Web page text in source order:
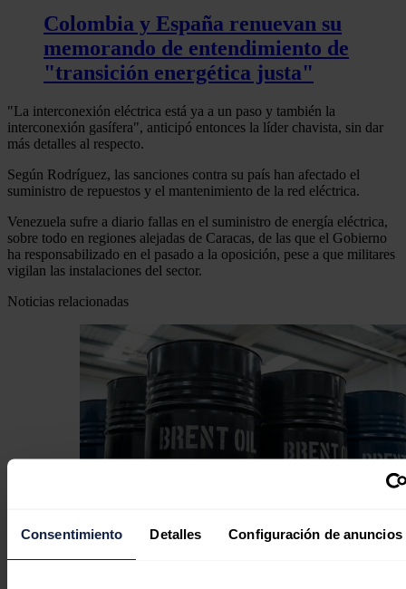
Consentimiento Detalles Configuración de anuncios
Colombia y España renuevan su
memorando de entendimiento de
"transición energética justa"
"La interconexión eléctrica está ya a un paso y también la
interconexión gasífera", anticipó entonces la líder chavista, sin dar
más detalles al respecto.
Según Rodríguez, las sanciones contra su país han afectado el
suministro de repuestos y el mantenimiento de la red eléctrica.
Venezuela sufre a diario fallas en el suministro de energía eléctrica,
sobre todo en regiones alejadas de Caracas, de las que el Gobierno
ha responsabilizado en el pasado a la oposición, pese a que militares
vigilan las instalaciones del sector.
Noticias relacionadas